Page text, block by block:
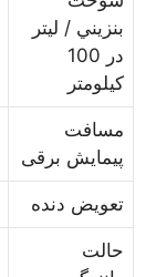
ﺑﻨﺰﻳﻨﻲ / لیتر
در 100
کیلومتر
ﻣﺴﺎﻓﺖ
ﭘﻴﻤﺎﻳﺶ برقی
ﺗﻌﻮﻳﺾ ﺩﻧﺪﻩ
ﺣﺎﻟﺖ